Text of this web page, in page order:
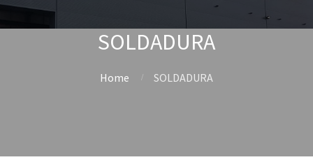
SOLDADURA
Home SOLDADURA